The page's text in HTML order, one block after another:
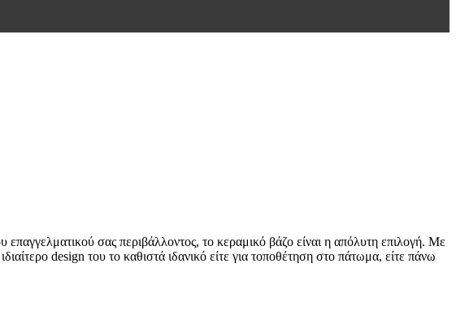
σας περιβάλλοντος, το κεραμικό βάζο είναι η απόλυτη επιλογή. Με
design του το καθιστά ιδανικό είτε για τοποθέτηση στο πάτωμα, είτε πάνω